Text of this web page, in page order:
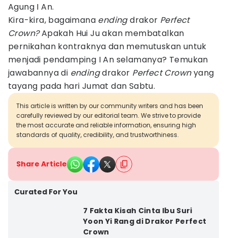
Agung I An.
Kira-kira, bagaimana endingdrakor Perfect
Crown?Apakah Hui Ju akan membatalkan
pernikahan kontraknya dan memutuskan untuk
menjadi pendamping I An selamanya? Temukan
jawabannya di endingdrakor Perfect Crownyang
tayang pada hari Jumat dan Sabtu.
This article is written by our community writers and has been
carefully reviewed by our editorial team. We strive to provide
the most accurate and reliable information, ensuring high
standards of quality, credibility, and trustworthiness.
Share Article
Curated For You
7 Fakta Kisah Cinta Ibu Suri
Yoon Yi Rang di Drakor Perfect
Crown